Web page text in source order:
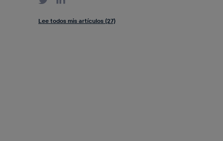
Lee todos mis artículos (27)